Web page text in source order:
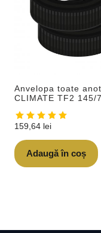
Anvelopa toate
CLIMATE TF2 145/
159,64 lei
Adaugă în coș